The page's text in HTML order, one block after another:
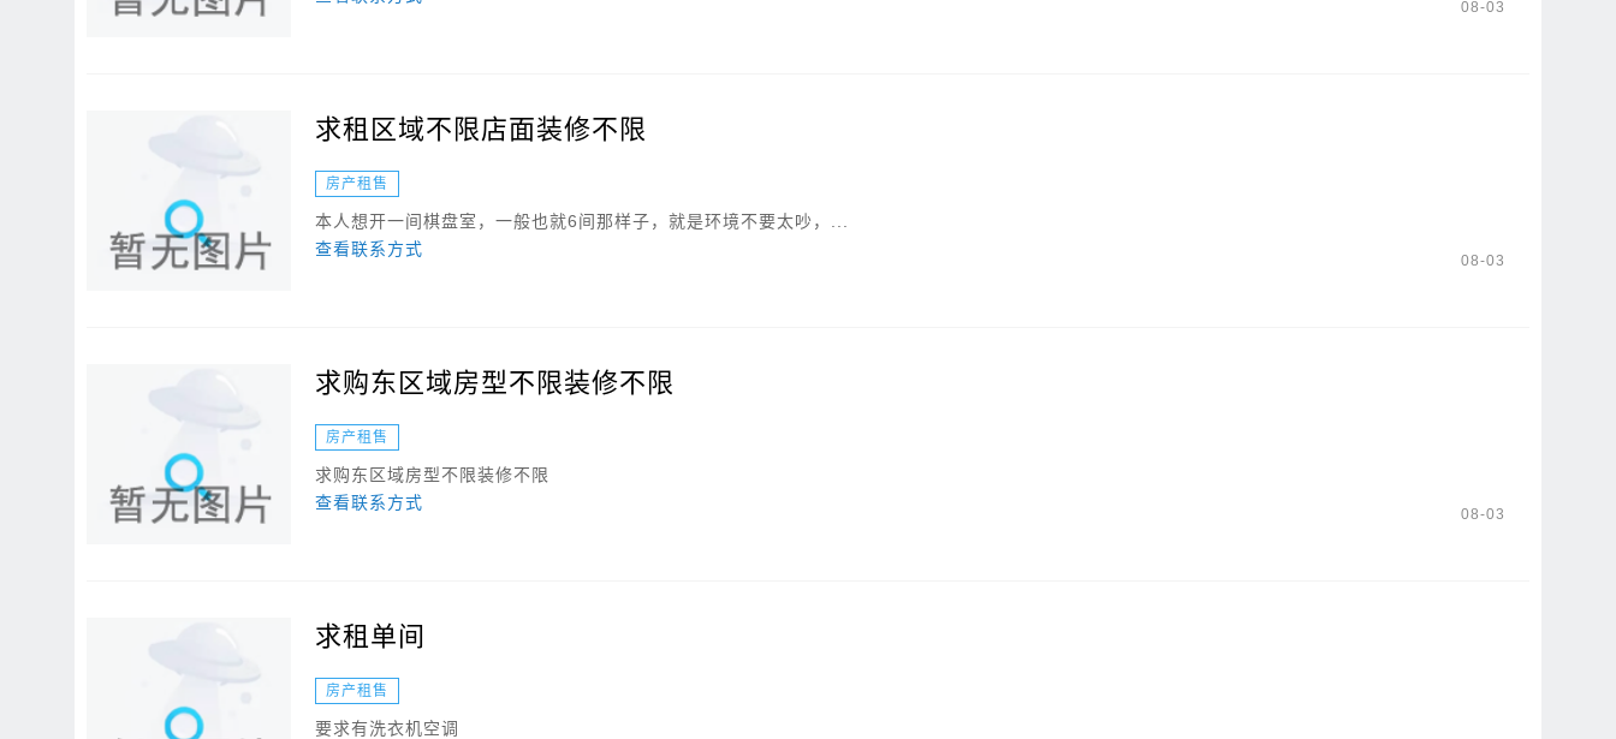
08-03
08-03
求租区域不限店面装修不限
房产租售
本人想开一间棋盘室，一般也就6间那样子，就是环境不要太吵，...
查看联系方式
08-03
求购东区域房型不限装修不限
房产租售
求购东区域房型不限装修不限
查看联系方式
求租单间
房产租售
要求有洗衣机空调